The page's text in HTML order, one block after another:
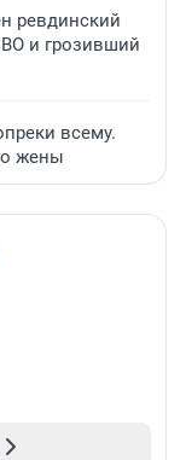
ревдинский
и грозивший
всему.
жены